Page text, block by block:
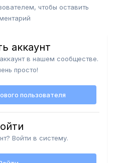
чтобы оставить
аккаунт
в нашем сообществе.
просто!
пользователя
Войти в систему.